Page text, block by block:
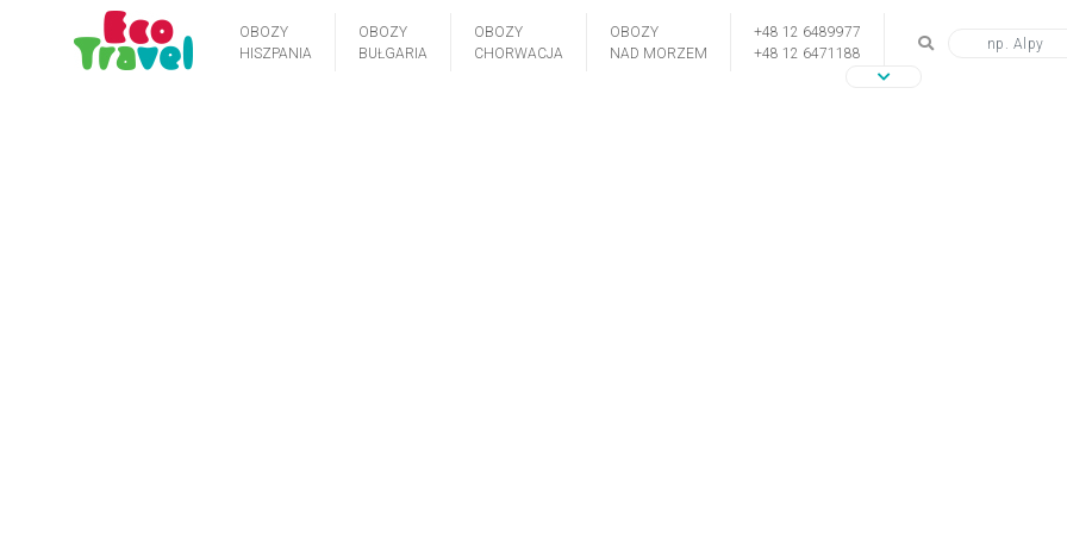
OBOZY
HISZPANIA
OBOZY
BUŁGARIA
OBOZY
CHORWACJA
OBOZY
NAD MORZEM
+48 12 6489977
+48 12 6471188